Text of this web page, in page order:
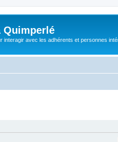
Quimperlé
interagir avec les adhérents et personnes